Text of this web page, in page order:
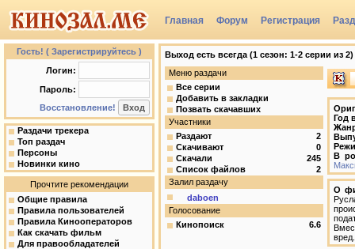
Главная Форум Регистрация
Группы
Гость! ( Зарегистрируйтесь )
Логин:
Пароль:
Восстановление!
Раздачи трекера
Топ раздач
Персоны
Новинки кино
Прочтите рекомендации
Общие правила
Правила пользователей
Правила Кинооператоров
Как скачать фильм
Для правообладателей
Выход есть всегда (1 сезон: 1-2 серии из
Меню раздачи
Все серии
Добавить в закладки
Позвать скачавших
Участники
Раздают
2
Скачивают
0
Скачали
245
Список файлов
2
Залил раздачу
daboen
Голосование
Кинопоиск
6.6
Год
В
О